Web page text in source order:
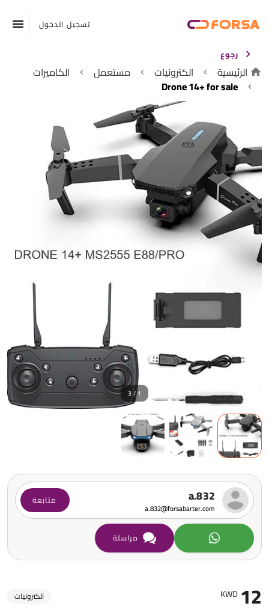
تسجيل الدخول
رجوع
الرئيسية الكترونيات مستعمل
الكاميرات
Drone 14+ for sale
12
KWD الكترونيات
1 / 3
a.832
a.832@forsabarter.com
متابعة
مراسلة